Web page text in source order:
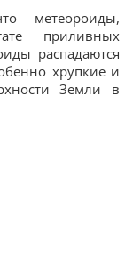
метеороиды,
приливных
распадаются
хрупкие и
Земли в